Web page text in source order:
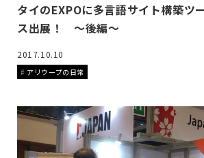
タイのEXPOに多言語サイト構築ツ
ス出展！ 〜後編〜
2017.10.10
アリウープの日常